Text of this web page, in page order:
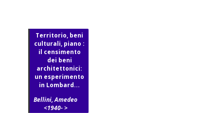
Territorio, beni
culturali, piano :
il censimento
dei beni
architettonici:
un esperimento
in Lombard...
Bellini, Amedeo
<1940- >